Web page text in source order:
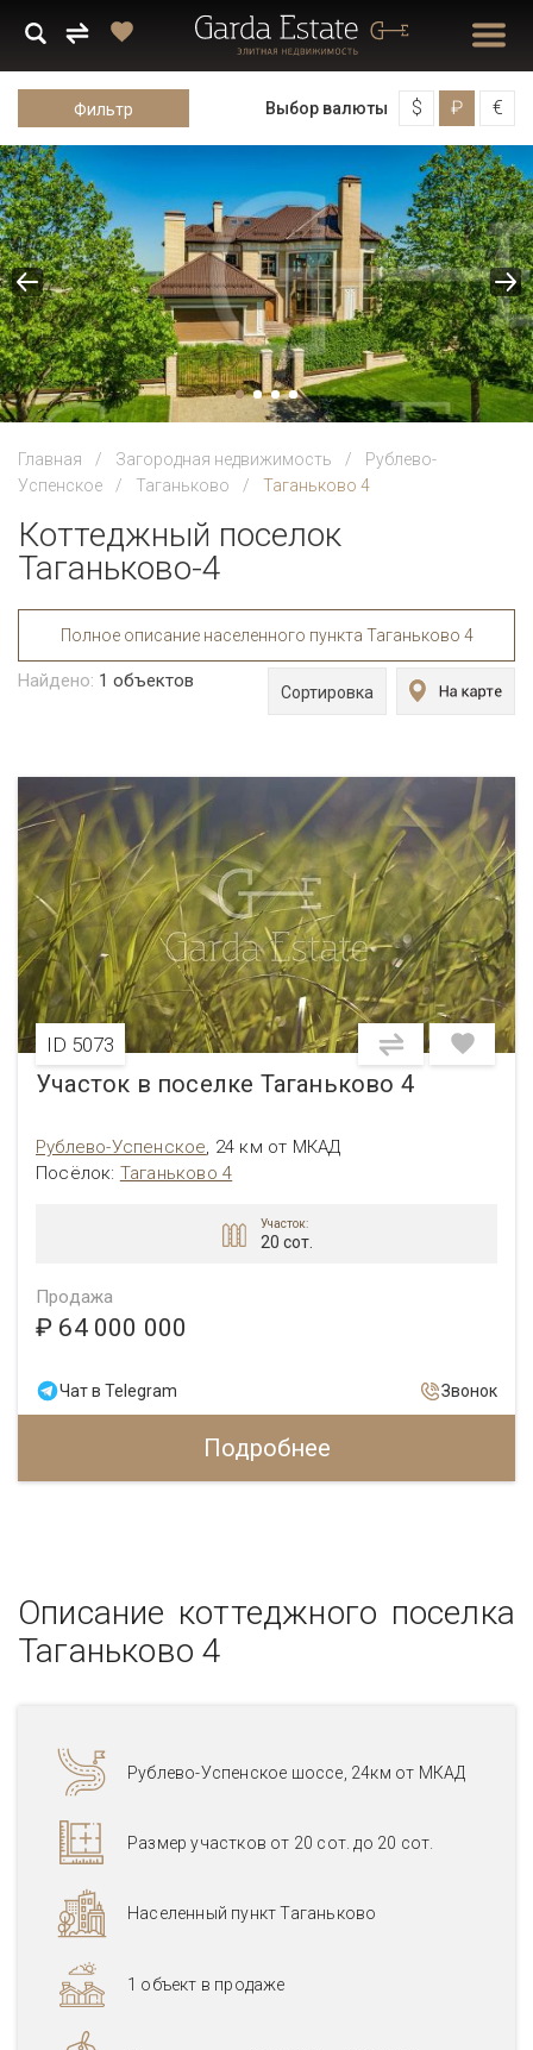
Фильтр Выбор валюты $ ₽ €
Главная Загородная недвижимость
Рублево-
Успенское
Таганьково Таганьково 4
Коттеджный поселок
Таганьково-4
Полное описание населенного пункта Таганьково 4
Найдено: 1 объектов
Сортировка
ID 5073
Участок в поселке Таганьково 4
Рублево-Успенское, 24 км от МКАД
Посёлок: Таганьково 4
Участок:
20 сот.
Продажа
₽ 64 000 000
Чат в Telegram Звонок
Подробнее
Описание коттеджного поселка
Таганьково 4
Рублево-Успенское шоссе, 24км от МКАД
Размер участков от 20 сот. до 20 сот.
Населенный пункт Таганьково
1 объект в продаже